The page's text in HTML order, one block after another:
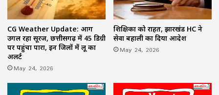
CG Weather Update: आग
उगल रहा सूरज, छत्तीसगढ़ में 45 डिग्री
पर पहुंचा पारा, इन जिलों में लू का
अलर्ट
May 24, 2026
शिक्षिका को राहत, झारखंड HC ने
सेवा बहाली का दिया आदेश
May 24, 2026